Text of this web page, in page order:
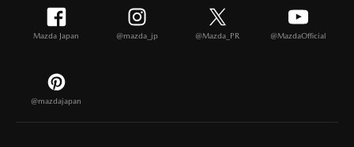
Mazda Japan @mazda_jp @Mazda_PR @MazdaOfficial
@mazdajapan